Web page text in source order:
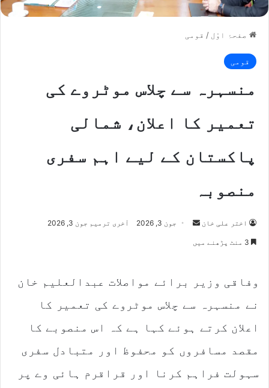
صفحۂ اوّل / قومی
قومی
منسہرہ سے چلاس موٹروے کی
تعمیر کا اعلان، شمالی
پاکستان کے لیے اہم سفری
منصوبہ
اختر علی خان
Send جون 3, 2026 آخری ترمیم جون 3, 2026
وفاقی وزیر برائے مواصلات عبدالعلیم خان
نے منسہرہ سے چلاس موٹروے کی تعمیر کا
اعلان کرتے ہوئے کہا ہے کہ اس منصوبے کا
مقصد مسافروں کو محفوظ اور متبادل سفری
سہولت فراہم کرنا اور قراقرم ہائی وے پر